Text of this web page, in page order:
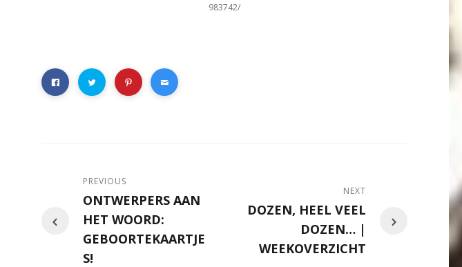
983742/
PREVIOUS
ONTWERPERS AAN
HET WOORD:
GEBOORTEKAARTJE
S!
NEXT
DOZEN, HEEL VEEL
DOZEN… |
WEEKOVERZICHT